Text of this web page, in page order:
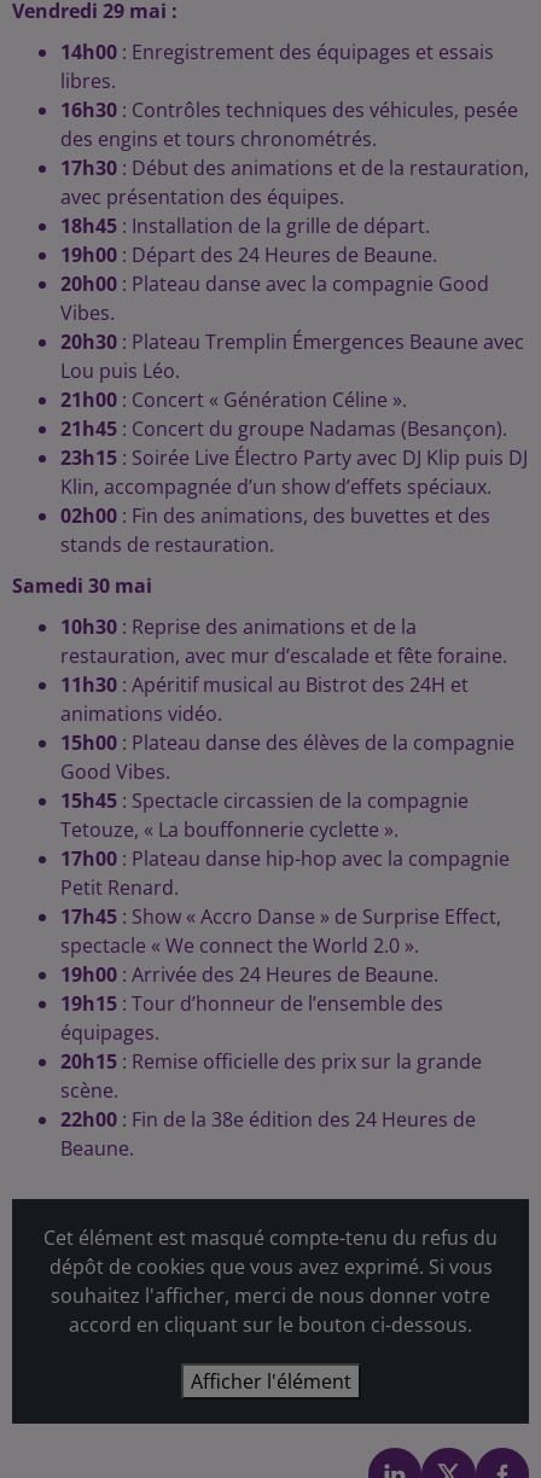
Vendredi 29 mai :
14h00 : Enregistrement des équipages et essais
libres.
16h30 : Contrôles techniques des véhicules, pesée
des engins et tours chronométrés.
17h30 : Début des animations et de la restauration,
avec présentation des équipes.
18h45 : Installation de la grille de départ.
19h00 : Départ des 24 Heures de Beaune.
20h00 : Plateau danse avec la compagnie Good
Vibes.
20h30 : Plateau Tremplin Émergences Beaune avec
Lou puis Léo.
21h00 : Concert « Génération Céline ».
21h45 : Concert du groupe Nadamas (Besançon).
23h15 : Soirée Live Électro Party avec DJ Klip puis DJ
Klin, accompagnée d’un show d’effets spéciaux.
02h00 : Fin des animations, des buvettes et des
stands de restauration.
Samedi 30 mai
10h30 : Reprise des animations et de la
restauration, avec mur d’escalade et fête foraine.
11h30 : Apéritif musical au Bistrot des 24H et
animations vidéo.
15h00 : Plateau danse des élèves de la compagnie
Good Vibes.
15h45 : Spectacle circassien de la compagnie
Tetouze, « La bouffonnerie cyclette ».
17h00 : Plateau danse hip-hop avec la compagnie
Petit Renard.
17h45 : Show « Accro Danse » de Surprise Effect,
spectacle « We connect the World 2.0 ».
19h00 : Arrivée des 24 Heures de Beaune.
19h15 : Tour d’honneur de l’ensemble des
équipages.
20h15 : Remise officielle des prix sur la grande
scène.
22h00 : Fin de la 38e édition des 24 Heures de
Beaune.
Cet élément est masqué compte-tenu du refus du
dépôt de cookies que vous avez exprimé. Si vous
souhaitez l'afficher, merci de nous donner votre
accord en cliquant sur le bouton ci-dessous.
Afficher l'élément